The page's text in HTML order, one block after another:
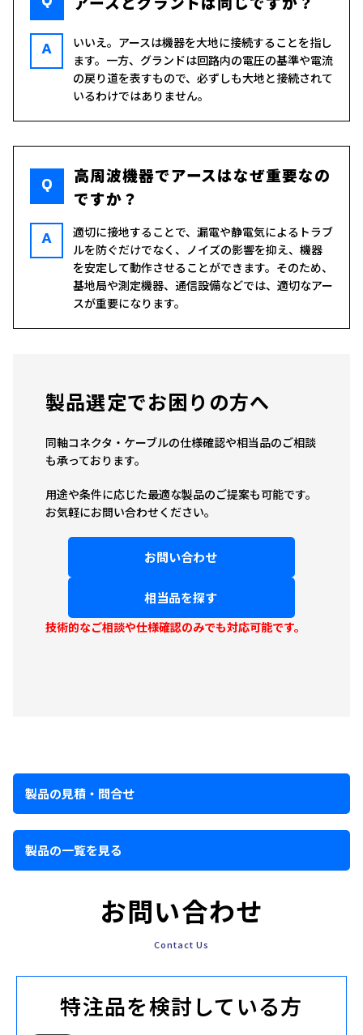
A
いいえ。アースは機器を大地に接続することを指し
ます。一方、グランドは回路内の電圧の基準や電流
の戻り道を表すもので、必ずしも大地と接続されて
いるわけではありません。
Q
高周波機器でアースはなぜ重要なの
ですか？
A
適切に接地することで、漏電や静電気によるトラブ
ルを防ぐだけでなく、ノイズの影響を抑え、機器
を安定して動作させることができます。そのため、
基地局や測定機器、通信設備などでは、適切なアー
スが重要になります。
製品選定でお困りの方へ
同軸コネクタ・ケーブルの仕様確認や相当品のご相談
も承っております。
用途や条件に応じた最適な製品のご提案も可能です。
お気軽にお問い合わせください。
お問い合わせ
相当品を探す
技術的なご相談や仕様確認のみでも対応可能です。
製品の見積・問合せ
製品の一覧を見る
お問い合わせ
Contact Us
特注品を検討している方